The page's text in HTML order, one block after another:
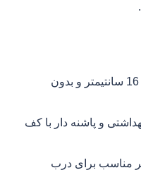
چهارچوب فلزی درب اتاق با کف 16 سانتیمتر و بدون
و پاشنه دار با کف
کف 14 سانتیمتر مناسب برای درب